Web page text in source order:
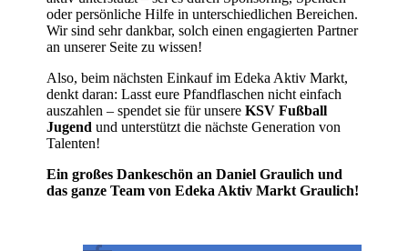
oder persönliche Hilfe in unterschiedlichen Bereichen.
Wir sind sehr dankbar, solch einen engagierten Partner
an unserer Seite zu wissen!
Also, beim nächsten Einkauf im Edeka Aktiv Markt,
denkt daran: Lasst eure Pfandflaschen nicht einfach
auszahlen – spendet sie für unsereKSV Fußball
Jugend und unterstützt die nächste Generation von
Talenten!
Ein großes Dankeschön an Daniel Graulich und
das ganze Team von Edeka Aktiv Markt Graulich!